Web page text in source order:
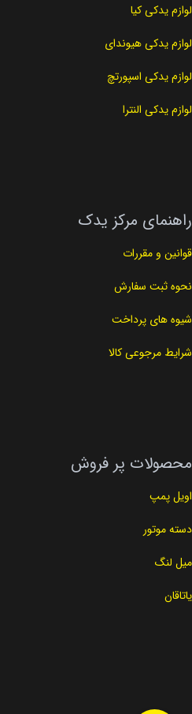
لوازم یدکی کیا
لوازم یدکی هیوندای
لوازم یدکی اسپورتچ
لوازم یدکی النترا
راهنمای مرکز یدک
قوانین و مقررات
نحوه ثبت سفارش
شیوه های پرداخت
شرایط مرجوعی کالا
محصولات پر فروش
اویل پمپ
دسته موتور
میل لنگ
یاتاقان